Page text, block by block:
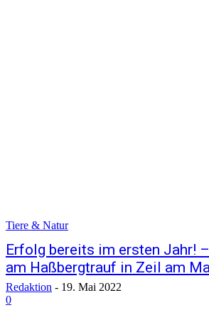
Tiere & Natur
Erfolg bereits im ersten Jahr!
am Haßbergtrauf in Zeil am
Redaktion - 19. Mai 2022
0